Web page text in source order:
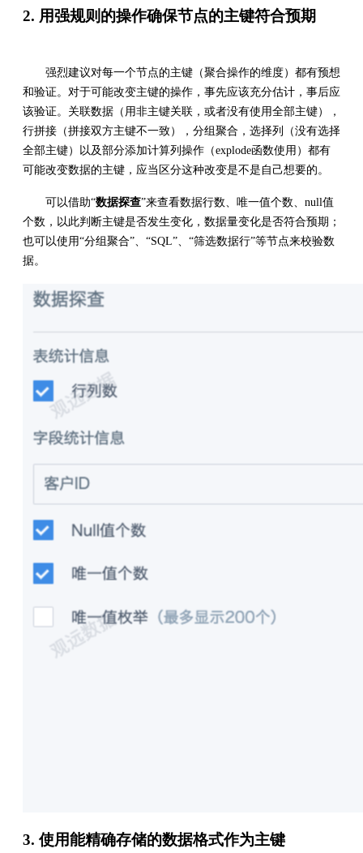
2. 用强规则的操作确保节点的主键符合预期
强烈建议对每一个节点的主键（聚合操作的维度）都有预想
和验证。对于可能改变主键的操作，事先应该充分估计，事后应
该验证。关联数据（用非主键关联，或者没有使用全部主键），
行拼接（拼接双方主键不一致），分组聚合，选择列（没有选择
全部主键）以及部分添加计算列操作（explode函数使用）都有
可能改变数据的主键，应当区分这种改变是不是自己想要的。
可以借助“数据探查”来查看数据行数、唯一值个数、null值
个数，以此判断主键是否发生变化，数据量变化是否符合预期；
也可以使用“分组聚合”、“SQL”、“筛选数据行”等节点来校验数
据。
3. 使用能精确存储的数据格式作为主键